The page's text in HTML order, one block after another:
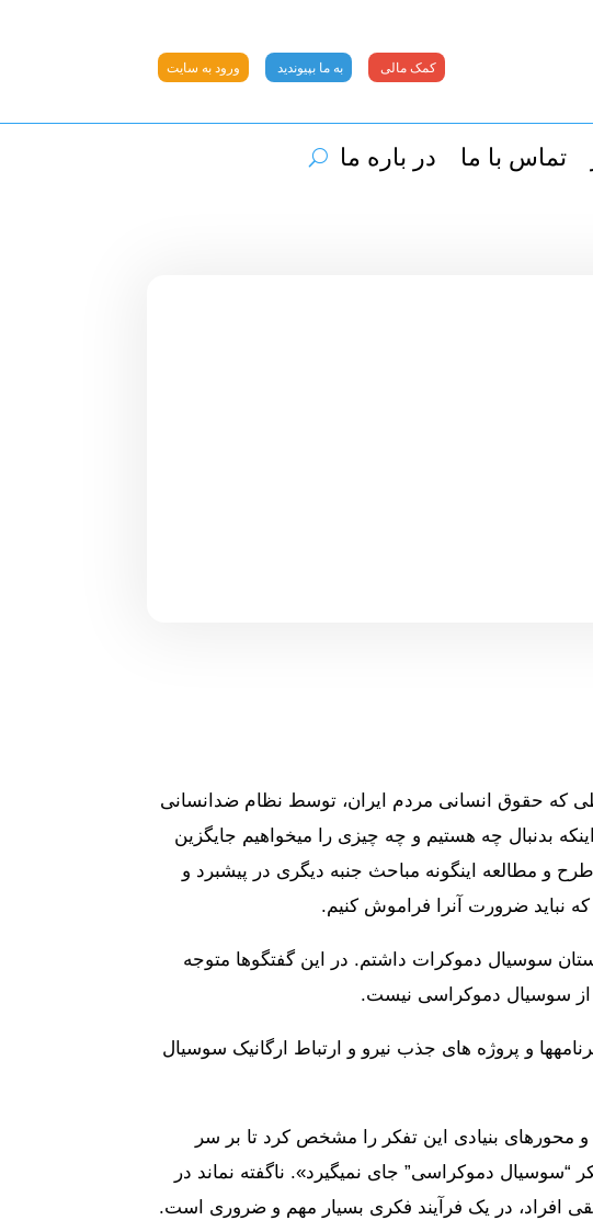
کمک مالی به ما بپیوندید ورود به سایت
تماس با ما در باره ما
که حقوق انسانی مردم ایران، توسط نظام ضدانسانی
بدنبال چه هستیم و چه چیزی را میخواهیم جایگزین
و مطالعه اینگونه مباحث جنبه دیگری در پیشبرد و
سوسیال دموکرات داشتم. در این گفتگوها متوجه
از سوسیال دموکراسی نیست.
از سوی دیگر، در معرفی و پیشبرد اندیشه “سوسیال دموکراسی”، میباید بصورت فعالانه در تبیین برنامه‎ها و پروژه های جذب نیرو و ارتباط ارگانیک سوسیال
محورهای بنیادی این تفکر را مشخص کرد تا بر سر
دموکراسی” جای نمیگیرد». ناگفته نماند در
افراد، در یک فرآیند فکری بسیار مهم و ضروری است.